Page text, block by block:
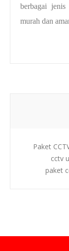
berbagai
murah dan
Paket
cctv
paket